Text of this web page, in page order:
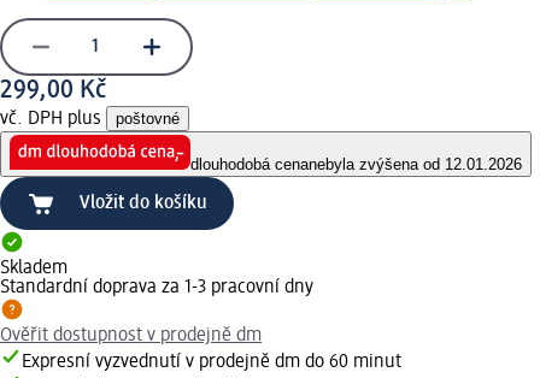
299,00 Kč
vč. DPH plus poštovné
dlouhodobá cenanebyla zvýšena od 12.01.2026
Vložit do košíku
Skladem
Standardní doprava za 1-3 pracovní dny
Ověřit dostupnost v prodejně dm
Expresní vyzvednutí v prodejně dm do 60 minut